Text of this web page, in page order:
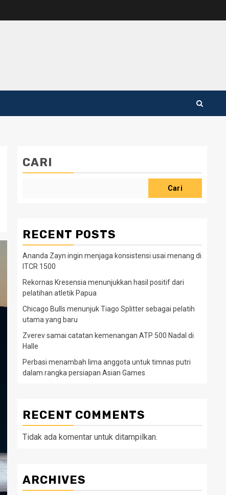
CARI
Cari
RECENT POSTS
Ananda Zayn ingin menjaga konsistensi usai menang di
ITCR 1500
Rekornas Kresensia menunjukkan hasil positif dari
pelatihan atletik Papua
Chicago Bulls menunjuk Tiago Splitter sebagai pelatih
utama yang baru
Zverev samai catatan kemenangan ATP 500 Nadal di
Halle
Perbasi menambah lima anggota untuk timnas putri
dalam rangka persiapan Asian Games
RECENT COMMENTS
Tidak ada komentar untuk ditampilkan.
ARCHIVES